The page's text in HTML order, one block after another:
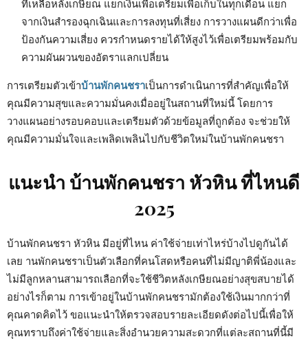
ที่เหลือหลังเกษียณ แยกเงินเพื่อเตรียมเพื่อเก็บในทุกเดือน แยก
จากเงินสำรองฉุกเฉินและการลงทุนที่เสี่ยง การวางแผนดีกว่าเพื่อ
ป้องกันความเสี่ยง ควรกำหนดรายได้ให้สูงไว้เพื่อเตรียมพร้อมกับ
ความผันผวนของอัตราแลกเปลี่ยน
การเตรียมตัวเข้าบ้านพักคนชราเป็นการดำเนินการที่สำคัญเพื่อให้
คุณมีความสุขและความมั่นคงเมื่ออยู่ในสถานที่ใหม่นี้ โดยการ
วางแผนอย่างรอบคอบและเตรียมตัวด้วยข้อมูลที่ถูกต้อง จะช่วยให้
คุณมีความมั่นใจและเพลิดเพลินไปกับชีวิตใหม่ในบ้านพักคนชรา
แนะนำ บ้านพักคนชรา หัวหิน ที่ไหนดี
2025
บ้านพักคนชรา หัวหิน มีอยู่ที่ไหน ค่าใช้จ่ายเท่าไหร่บ้างไปดูกันได้
เลย านพักคนชราเป็นตัวเลือกที่คนโสดหรือคนที่ไม่มีญาติพี่น้องและ
ไม่มีลูกหลานสามารถเลือกที่จะใช้ชีวิตหลังเกษียณอย่างสุขสบายได้
อย่างไรก็ตาม การเข้าอยู่ในบ้านพักคนชรามักต้องใช้เงินมากกว่าที่
คุณคาดคิดไว้ ขอแนะนำให้ตรวจสอบรายละเอียดดังต่อไปนี้เพื่อให้
คุณทราบถึงค่าใช้จ่ายและสิ่งอำนวยความสะดวกที่แต่ละสถานที่นี้มี